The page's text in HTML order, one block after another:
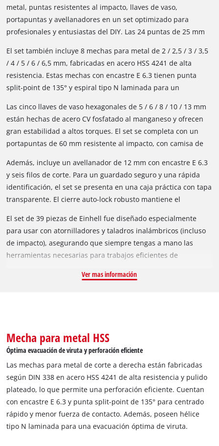
metal, puntas resistentes al impacto, llaves de vaso,
portapuntas y avellanadores en un set optimizado para
profesionales y entusiastas del DIY. Las 24 puntas de 25 mm
T25 / T27 / 2x T30 / T40 / SL5 / H4 / H5 están hechas de acero
S2 fosfatado al manganeso y cuentan con encastre C 6.3.
Están especialmente diseñadas para ofrecer larga vida útil en
condiciones exigentes.
El set también incluye 8 mechas para metal de 2 / 2,5 / 3 / 3,5
/ 4 / 5 / 6 / 6,5 mm, fabricadas en acero HSS 4241 de alta
resistencia. Estas mechas con encastre E 6.3 tienen punta
split-point de 135° y espiral tipo N laminada para un
Las cinco llaves de vaso hexagonales de 5 / 6 / 8 / 10 / 13 mm
están hechas de acero CV fosfatado al manganeso y ofrecen
gran estabilidad a altos torques. El set se completa con un
portapuntas de 60 mm resistente al impacto, con camisa de
carbono asegura alta estabilidad y excelente transmisión de
fuerza.
Además, incluye un avellanador de 12 mm con encastre E 6.3
y seis filos de corte. Para un guardado seguro y una rápida
identificación, el set se presenta en una caja práctica con tapa
transparente. El cierre auto-lock robusto mantiene el
solución ordenada para guardar y transportar las
herramientas.
El set de 39 piezas de Einhell fue diseñado especialmente
para usar con atornilladores y taladros inalámbricos (incluso
de impacto), asegurando que siempre tengas a mano las
herramientas necesarias para trabajos eficientes de
Ver mas información
Mecha para metal HSS
Óptima evacuación de viruta y perforación eficiente
Las mechas para metal de corte a derecha están fabricadas
según DIN 338 en acero HSS 4241 de alta resistencia y pulido
plateado, lo que permite una perforación eficiente. Cuentan
con encastre E 6.3 y punta split-point de 135° para centrado
rápido y menor fuerza de contacto. Además, poseen hélice
tipo N laminada para una evacuación óptima de viruta.